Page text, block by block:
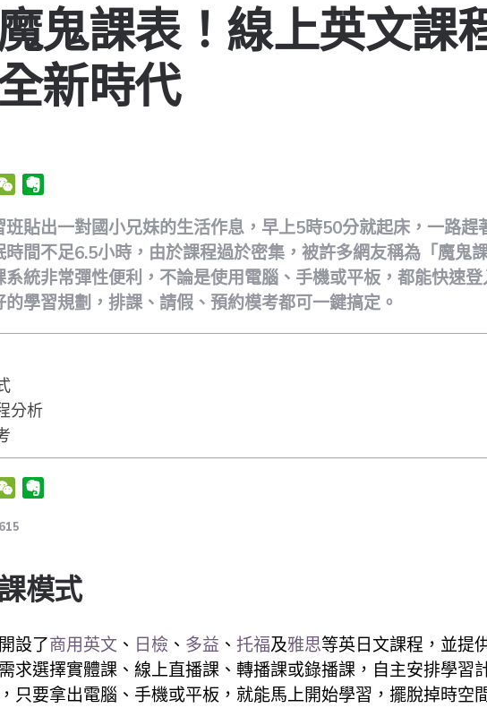
鬼課表！線上英文課
新時代
WeChat
班貼出一對國小兄妹的生活作息，早上5時50分就起床，一路趕
時間不足6.5小時，由於課程過於密集，被許多網友稱為「魔鬼
系統非常彈性便利，不論是使用電腦、手機或平板，都能快速
學習規劃，排課、請假、預約模考都可一鍵搞定。
分析
WeChat
模式
開設了商用英文 、 日檢 、 多益 、 托福及雅思等英日文課程，並提
求選擇實體課、線上直播課、轉播課或錄播課，自主安排學習
只要拿出電腦、手機或平板，就能馬上開始學習，擺脫掉時空